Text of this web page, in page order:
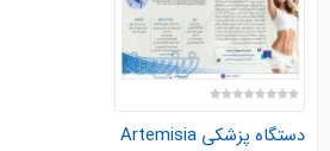
دستگاه پزشکی Artemisia